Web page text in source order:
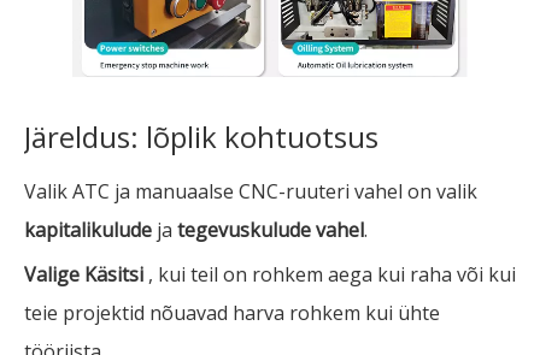
Järeldus: lõplik kohtuotsus
Valik ATC ja manuaalse CNC-ruuteri vahel on valik
kapitalikulude ja tegevuskulude vahel.
Valige Käsitsi , kui teil on rohkem aega kui raha või kui
teie projektid nõuavad harva rohkem kui ühte